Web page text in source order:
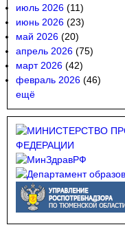
июль 2026 (11)
июнь 2026 (23)
май 2026 (20)
апрель 2026 (75)
март 2026 (42)
февраль 2026 (46)
ещё